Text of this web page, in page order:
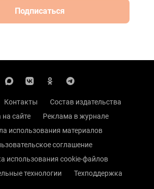
Подписаться
Контакты
Состав издательства
сайте
Реклама в журнале
использования материалов
соглашение
использования cookie-файлов
технологии
Техподдержка